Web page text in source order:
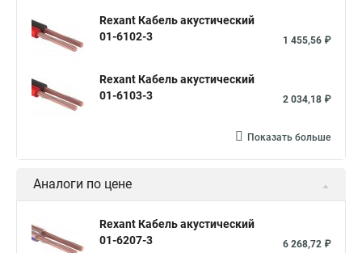
Rexant Кабель акустический
01-6102-3
1 455,56 ₽
Rexant Кабель акустический
01-6103-3
2 034,18 ₽
Показать больше
Аналоги по цене
Rexant Кабель акустический
01-6207-3
6 268,72 ₽